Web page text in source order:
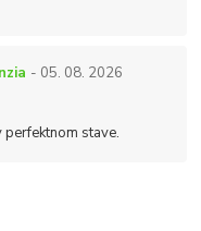
- 05. 08. 2026
stave.